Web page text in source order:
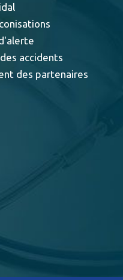
accidents
des partenaires